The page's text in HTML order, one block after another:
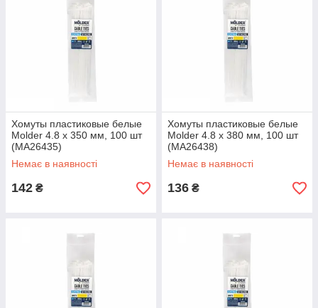
Хомуты пластиковые белые
Molder 4.8 x 350 мм, 100 шт
(MA26435)
Немає в наявності
142 ₴
Хомуты пластиковые белые
Molder 4.8 x 380 мм, 100 шт
(MA26438)
Немає в наявності
136 ₴